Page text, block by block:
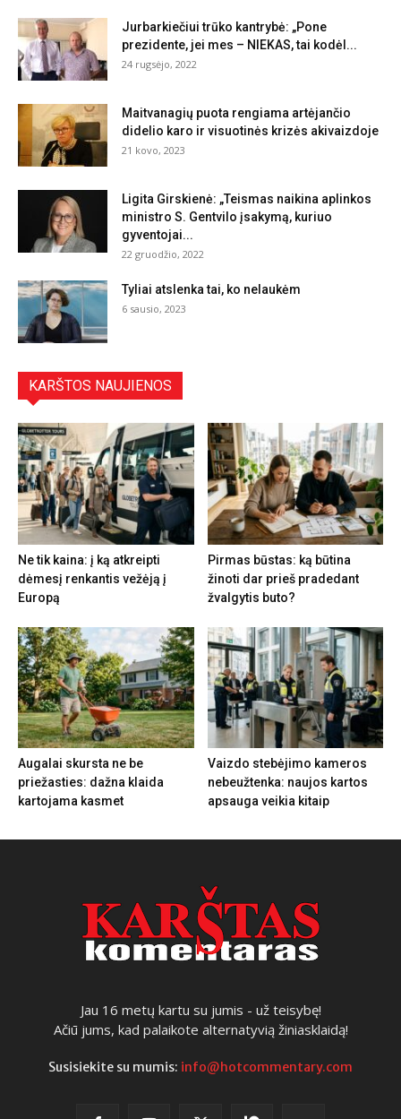
Jurbarkiečiui trūko kantrybė: „Pone
prezidente, jei mes – NIEKAS, tai kodėl...
24 rugsėjo, 2022
Maitvanagių puota rengiama artėjančio
didelio karo ir visuotinės krizės akivaizdoje
21 kovo, 2023
Ligita Girskienė: „Teismas naikina aplinkos
ministro S. Gentvilo įsakymą, kuriuo
gyventojai...
22 gruodžio, 2022
Tyliai atslenka tai, ko nelaukėm
6 sausio, 2023
KARŠTOS NAUJIENOS
Ne tik kaina: į ką atkreipti
dėmesį renkantis vežėją į
Europą
Pirmas būstas: ką būtina
žinoti dar prieš pradedant
žvalgytis buto?
Augalai skursta ne be
priežasties: dažna klaida
kartojama kasmet
Vaizdo stebėjimo kameros
nebeužtenka: naujos kartos
apsauga veikia kitaip
Jau 16 metų kartu su jumis - už teisybę!
Ačiū jums, kad palaikote alternatyvią žiniasklaidą!
Susisiekite su mumis: info@hotcommentary.com